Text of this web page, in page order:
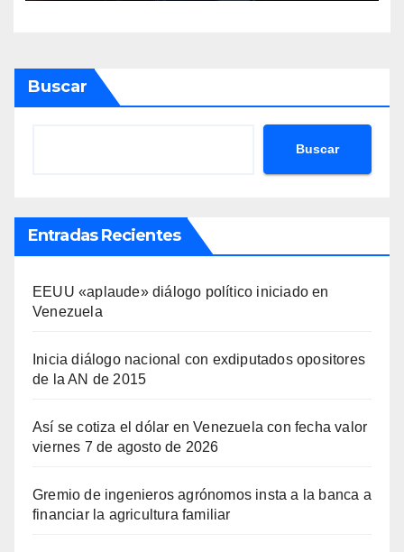
Buscar
Buscar
Entradas Recientes
EEUU «aplaude» diálogo político iniciado en
Venezuela
Inicia diálogo nacional con exdiputados opositores
de la AN de 2015
Así se cotiza el dólar en Venezuela con fecha valor
viernes 7 de agosto de 2026
Gremio de ingenieros agrónomos insta a la banca a
financiar la agricultura familiar